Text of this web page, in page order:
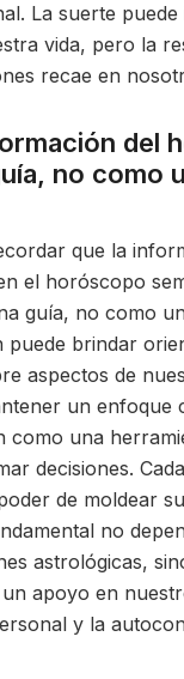
La suerte
vida, pero la
recae en
del
no como
que la
el horóscopo
guía, no como
puede brindar
aspectos de
un enfoque
como una
decisiones.
de moldear
no
astrológicas,
apoyo en
y la